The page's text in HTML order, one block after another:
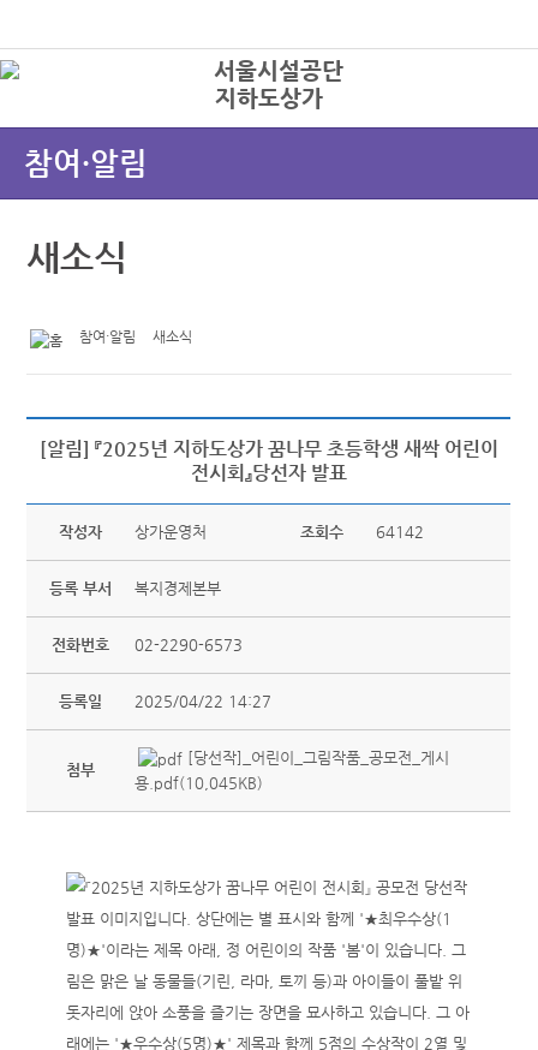
지하도상가
참여·알림
새소식
참여·알림 새소식
[알림] 『2025년 지하도상가 꿈나무 초등학생 새싹 어린이
전시회』당선자 발표
작성자 상가운영처 조회수 64142
등록 부서 복지경제본부
전화번호 02-2290-6573
등록일 2025/04/22 14:27
첨부
[당선작]_어린이_그림작품_공모전_게시
용.pdf(10,045KB)